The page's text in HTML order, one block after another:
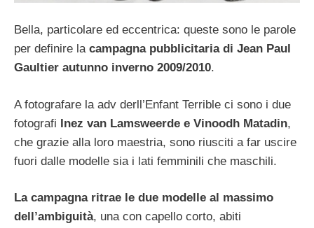
Bella, particolare ed eccentrica: queste sono le parole
per definire la campagna pubblicitaria di Jean Paul
Gaultier autunno inverno 2009/2010.
A fotografare la adv derll’Enfant Terrible ci sono i due
fotografi Inez van Lamsweerde e Vinoodh Matadin,
che grazie alla loro maestria, sono riusciti a far uscire
fuori dalle modelle sia i lati femminili che maschili.
La campagna ritrae le due modelle al massimo
dell’ambiguità, una con capello corto, abiti